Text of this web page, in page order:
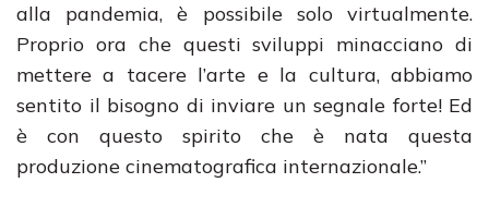
alla pandemia, è possibile solo virtualmente.
Proprio ora che questi sviluppi minacciano di
mettere a tacere l’arte e la cultura, abbiamo
sentito il bisogno di inviare un segnale forte! Ed
è con questo spirito che è nata questa
produzione cinematografica internazionale.”